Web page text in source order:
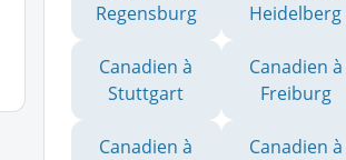
Regensburg
Heidelberg
Canadien à
Stuttgart
Canadien à
Freiburg
Canadien à
Canadien à